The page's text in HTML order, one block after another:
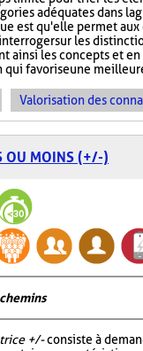
adéquates dans la
est qu'elle permet aux
sur les
ainsi les concepts et
qui favorise une
Valorisation des
OU MOINS (+/-)
+/-consiste à